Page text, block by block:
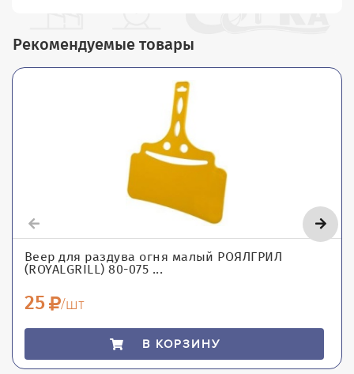
Рекомендуемые товары
Веер для раздува огня малый РОЯЛГРИЛ
(ROYALGRILL) 80-075 ...
25 /шт
В КОРЗИНУ